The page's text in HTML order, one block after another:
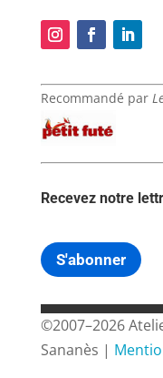
Recommandé par
Recevez notre
S'abonner
©2007–2026
Sananès |